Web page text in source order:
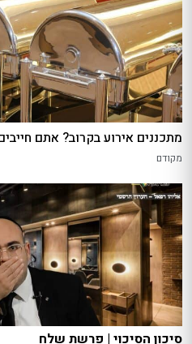
מתכננים אירוע בקרוב? אתם
מקודם
סיכון הסיכוי | פרשת שלח